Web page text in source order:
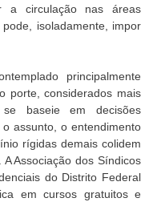
a circulação nas áreas
isoladamente, impor
principalmente
porte, considerados mais
baseie em decisões
assunto, o entendimento
rígidas demais colidem
Associação dos Síndicos
do Distrito Federal
em cursos gratuitos e